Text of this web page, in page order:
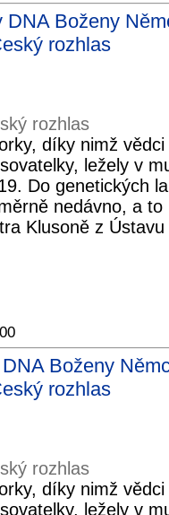
Boženy
rozhlas
rozhlas
díky nimž
ležely v
Do genetických
nedávno, a
Klusoně z
Boženy
rozhlas
rozhlas
díky nimž
ležely v